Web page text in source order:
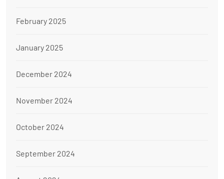
February 2025
January 2025
December 2024
November 2024
October 2024
September 2024